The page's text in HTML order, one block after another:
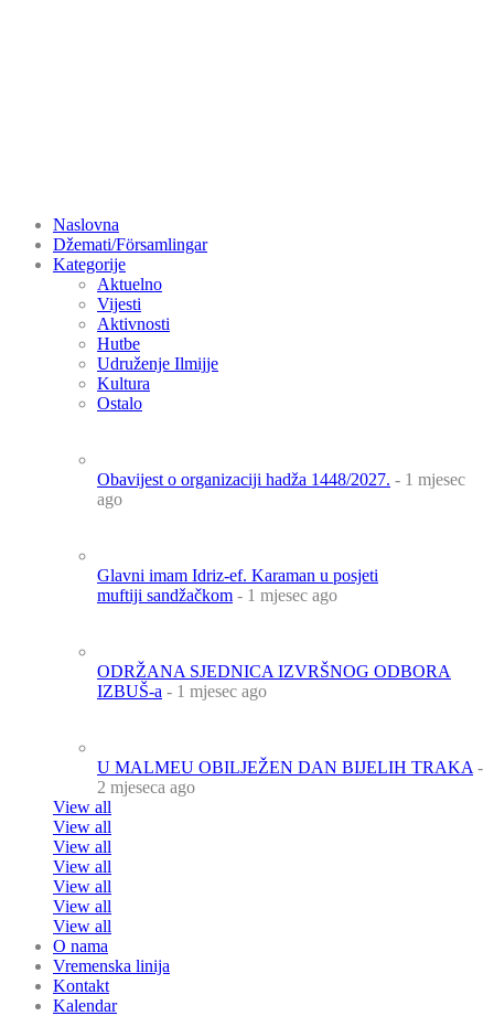
Naslovna
Džemati/Församlingar
Kategorije
Aktuelno
Vijesti
Aktivnosti
Hutbe
Udruženje Ilmijje
Kultura
Ostalo
Obavijest o organizaciji hadža 1448/2027. - 1 mjesec
ago
Glavni imam Idriz-ef. Karaman u posjeti
muftiji sandžačkom - 1 mjesec ago
ODRŽANA SJEDNICA IZVRŠNOG ODBORA
IZBUŠ-a - 1 mjesec ago
U MALMEU OBILJEŽEN DAN BIJELIH TRAKA -
2 mjeseca ago
View all
View all
View all
View all
View all
View all
View all
O nama
Vremenska linija
Kontakt
Kalendar